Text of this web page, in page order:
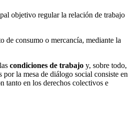
objetivo regular la relación de trabajo
de consumo o mercancía, mediante la
condiciones de trabajo y, sobre todo,
la mesa de diálogo social consiste en
tanto en los derechos colectivos e